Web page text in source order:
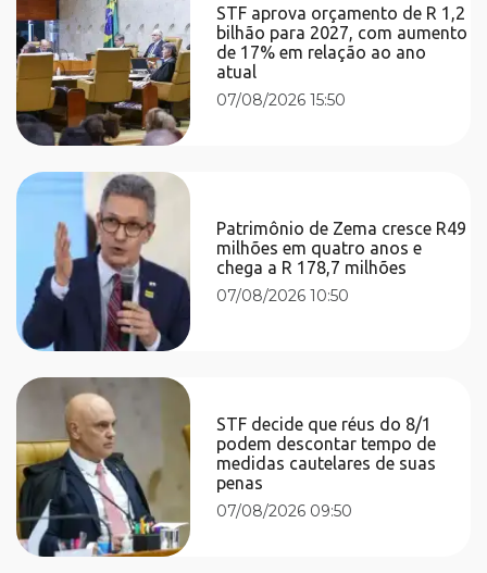
STF aprova orçamento de R 1,2
bilhão para 2027, com aumento
de 17% em relação ao ano
atual
07/08/2026 15:50
Patrimônio de Zema cresce R49
milhões em quatro anos e
chega a R 178,7 milhões
07/08/2026 10:50
STF decide que réus do 8/1
podem descontar tempo de
medidas cautelares de suas
penas
07/08/2026 09:50